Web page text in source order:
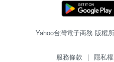
Yahoo台灣電子商務 版權
服務條款 | 隱私權